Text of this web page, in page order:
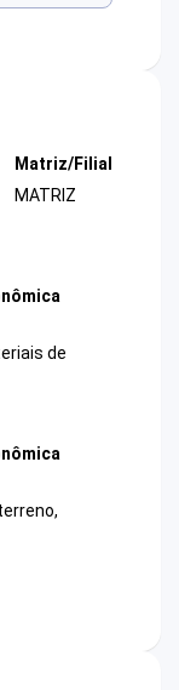
Matriz/Filial
MATRIZ
de